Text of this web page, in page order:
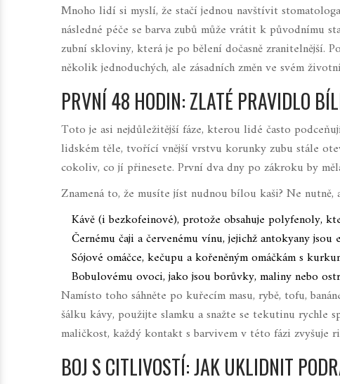
Mnoho lidí si myslí, že stačí jednou navštívit
následné péče se barva zubů může vrátit k původnímu
zubní skloviny, která je po bělení dočasně zranitelnější.
několik jednoduchých, ale zásadních změn ve svém
PRVNÍ 48 HODIN: ZLATÉ PRAVIDLO
Toto je asi nejdůležitější fáze, kterou lidé často
lidském těle, tvořící vnější vrstvu korunky zubu stále
cokoliv, co jí přinesete. První dva dny po zákroku by
Znamená to, že musíte jíst nudnou bílou kaši? Ne
Kávě (i bezkofeinové), protože obsahuje polyfenoly,
Černému čaji a červenému vínu, jejichž antokyany jsou
Sójové omáčce, kečupu a kořeněným omáčkám s
Bobulovému ovoci, jako jsou borůvky, maliny nebo
Namísto toho sáhněte po kuřecím masu, rybě, tofu,
šálku kávy, použijte slamku a snažte se tekutinu rychle
maličkost, každý kontakt s barvivem v této fázi zvyšuje
BOJ S CITLIVOSTÍ: JAK UKLIDNIT